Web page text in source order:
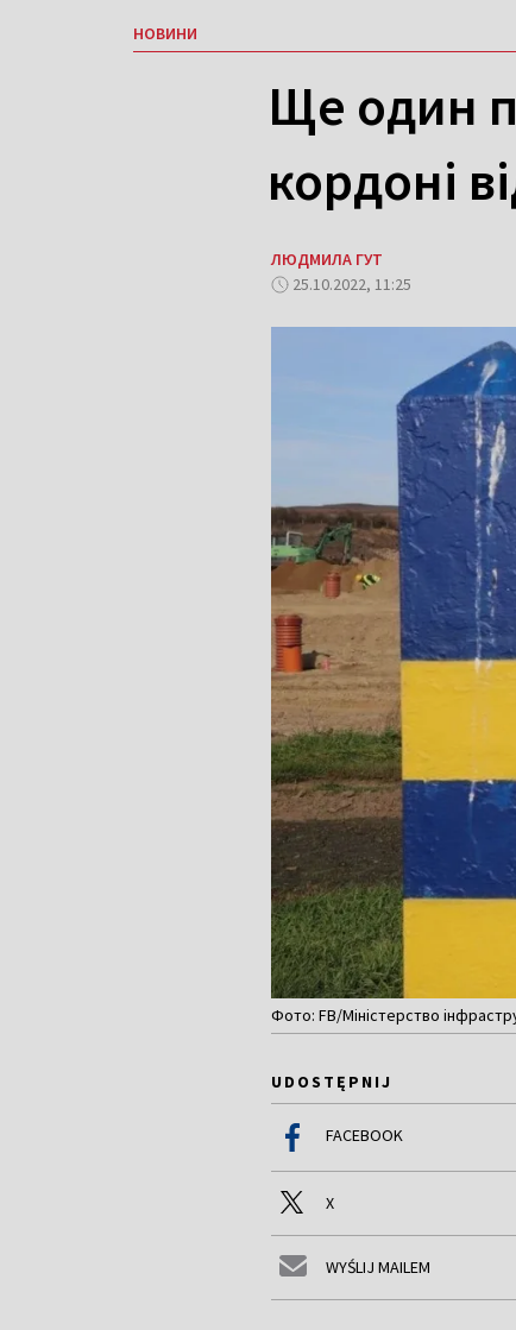
НОВИНИ
Ще один
кордоні
ЛЮДМИЛА ГУТ
25.10.2022, 11:25
Фото: FB/Міністерство
UDOSTĘPNIJ
FACEBOOK
X
WYŚLIJ MAILEM